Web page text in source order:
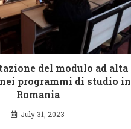
del modulo ad alta
programmi di studio in
Romania
July 31, 2023